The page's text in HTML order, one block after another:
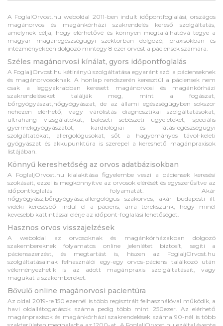
A FoglalOrvost.hu weboldal 2011-ben indult időpontfoglalási, országos
magánorvos és magánkórházi szakrendelés kereső szolgáltatás,
amelynek célja, hogy elérhetővé és könnyen megtalálhatóvá tegye a
magyar magánegészségügyi szektorban dolgozó, praxisokban és
intézményekben dolgozó mintegy 8 ezer orvost a páciensek számára.
Széles magánorvosi kínálat, gyors időpontfoglalás
A FoglaljOrvost.hu kétirányú szolgáltatása egyaránt szól a pácienseknek
és magánorvosoknak. A honlap rendszerén keresztül a páciensek nem
csak a leggyakrabban keresett magánorvosi és magánkórházi
szakrendeléseket találják meg, mint a fogászat,
bőrgyógyászat,nőgyógyászat, de az állami egészségügyben sokszor
nehezen elérhető, vagy várólistás diagnosztikai szolgáltatásokat,
ultrahang vizsgálatokat, baleseti sebészeti ügyeleteket, speciális
gyermekgyógyászatot, kardiológiai és látás-egészségügyi
szolgáltatókat, allergológusokat, sőt a hagyományos távol-keleti
gyógyászat és akkupunktúra is szerepel a kereshető magánpraxisok
listájában.
Könnyű kereshetőség az orvos adatbázisokban
A FoglaljOrvost.hu kialakítása figyelembe veszi a páciensek keresési
szokásait, ezzel is megkönnyítve az orvosok elérését és egyszerűsítve az
időpontfoglalás folyamatát. Akár
nőgyógyász,bőrgyógyász,allergológus szakorvos, akár budapesti ill.
vidéki keresésből indul el a páciens, arra törekszünk, hogy minél
kevesebb kattintással elérje az időpont-foglalási lehetőséget.
Hasznos orvos visszajelzések
A weboldal az orvosoknak és magánkórházakban dolgozó
szakembereknek folyamatos online jelenlétet biztosít, segíti a
páciensszerzést, és megtartást is, hiszen az FoglaljOrvost.hu
szolgáltatásainak felhasználói egy-egy orvos-páciens találkozó után
véleményezhetik is az adott magánpraxis szolgáltatásait, vagy
magukat a szakembereket.
Bővülő online magánorvosi pacientúra
Az oldal 2019-re 150 ezernél is több regisztrált felhasználóval működik, a
havi oldallátogatások száma pedig több mint 250ezer. Az elérhető
magánpraxisok és magánkórházi szakrendelések száma 90-nél is több